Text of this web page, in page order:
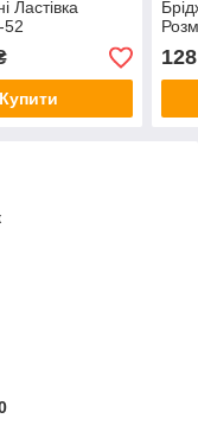
Ластівка
52
Купити